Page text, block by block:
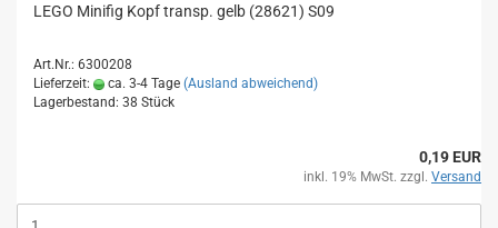
LEGO Minifig Kopf transp. gelb (28621) S09
Art.Nr.: 6300208
Lieferzeit:
ca. 3-4 Tage (Ausland abweichend)
Lagerbestand: 38 Stück
0,19 EUR
inkl. 19% MwSt. zzgl. Versand